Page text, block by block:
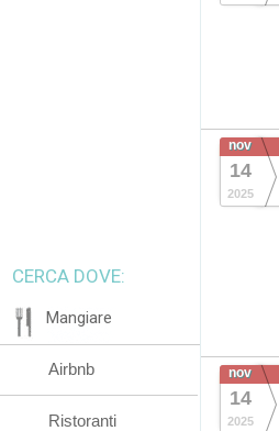
nov
14
2025
nov
14
2025
CERCA DOVE:
Mangiare
Airbnb
Ristoranti